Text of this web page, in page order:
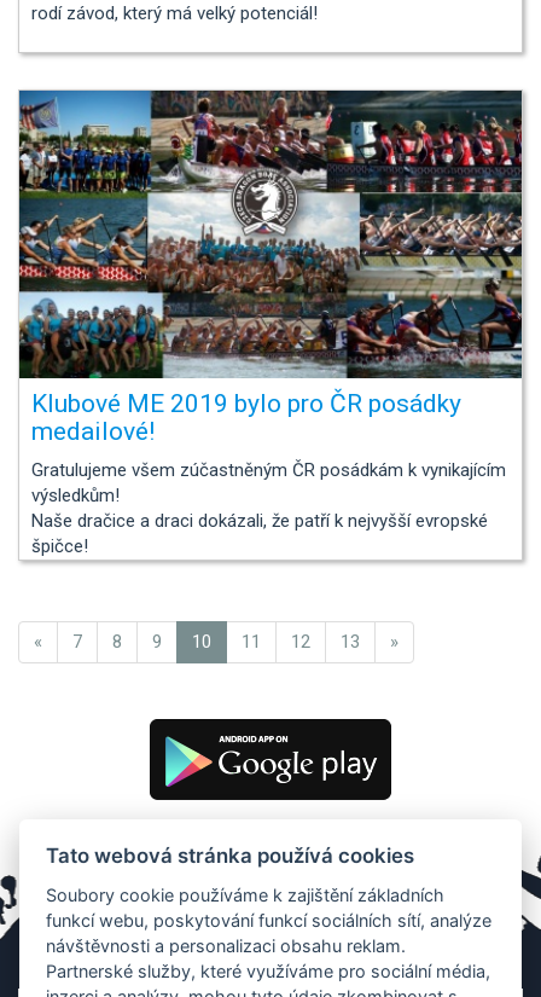
rodí závod, který má velký potenciál!
Klubové ME 2019 bylo pro ČR posádky
medailové!
Gratulujeme všem zúčastněným ČR posádkám k vynikajícím
výsledkům!
Naše dračice a draci dokázali, že patří k nejvyšší evropské
špičce!
« 7 8 9 10 11 12 13 »
Tato webová stránka používá cookies
Soubory cookie používáme k zajištění základních
funkcí webu, poskytování funkcí sociálních sítí, analýze
návštěvnosti a personalizaci obsahu reklam.
Partnerské služby, které využíváme pro sociální média,